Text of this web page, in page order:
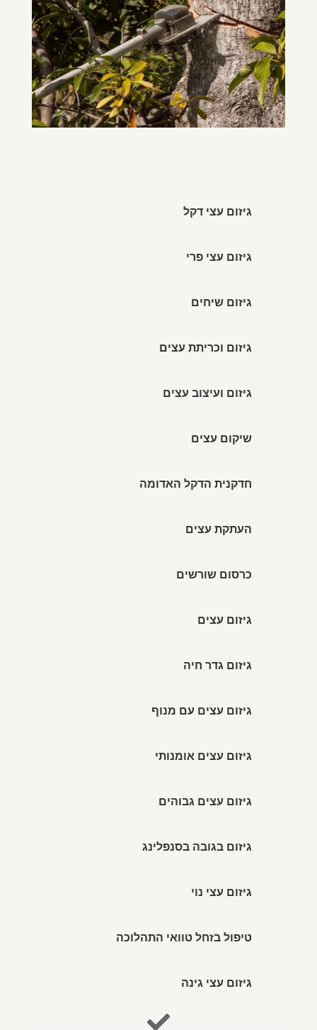
גיזום עצי דקל
גיזום עצי פרי
גיזום שיחים
גיזום וכריתת עצים
גיזום ועיצוב עצים
שיקום עצים
חדקנית הדקל האדומה
העתקת עצים
כרסום שורשים
גיזום עצים
גיזום גדר חיה
גיזום עצים עם מנוף
גיזום עצים אומנותי
גיזום עצים גבוהים
גיזום בגובה בסנפלינג
גיזום עצי נוי
טיפול בזחל טוואי התהלוכה
גיזום עצי גינה